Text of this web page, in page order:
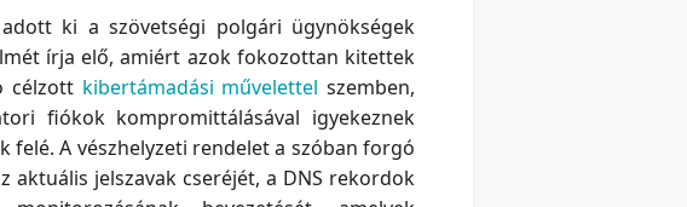
ki a szövetségi polgári ügynökségek
írja elő, amiért azok fokozottan kitettek
célzott kibertámadási művelettel szemben,
fiókok kompromittálásával igyekeznek
A vészhelyzeti rendelet a szóban forgó
jelszavak cseréjét, a DNS rekordok